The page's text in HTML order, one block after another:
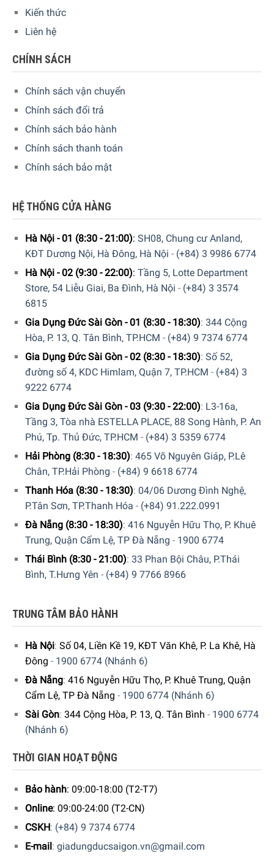
Cách bảo quản Thịt Heo Muối Jamon Diaz Curada Gran
Reserva Cruce Duroc 5kg
Nhiệt độ bảo quản chỉ nên nằm trong khoảng nhiệt từ 10 °
C – 18 ° C nếu vượt quá hoặc thấp hơn sẽ làm ảnh hưởng
đến hương vị của món ăn này.
thịt heo muối sẽ toát mồ hôi ảnh hưởng đến chất lượng và
loại bỏ lớp ngoài vì chúng sẽ có vị đắng.
Bạn nên cắt lát thịt heo muối vừa đủ ăn, món ăn này rất
khó bảo quản. Nếu bạn vì lý do nào đó phải cắt quá nhiều
hãy gói những lát thịt trong giấy sáp và cất trữ trong tủ
lạnh. Trước khi sử dụng hay lấy ra và để trong nhiệt độ
hương vị của thịt muối do vậy hãy nói không với tủ lạnh.
Thịt thái cần phải đều vị trí thái cần phải cố định để giữ
thẩm mỹ cho chiếc đùi heo.
Cần bảo quản vai Iberia ở nơi khô ráo thoáng mát, tránh
ánh nắng mặt trời. Tốt nhất là tiêu thụ trước 1 năm. Sau
khi mở ra, bạn nên sử dụng bảng màu trong khoảng thời
phẩm chất tuyệt vời của nó.
Kiến thức
Liên hệ
CHÍNH SÁCH
Chính sách vận chuyển
Chính sách đổi trả
Chính sách bảo hành
Chính sách thanh toán
Chính sách bảo mật
HỆ THỐNG CỬA HÀNG
Hà Nội - 01 (8:30 - 21:00): SH08, Chung cư Anland,
KĐT Dương Nội, Hà Đông, Hà Nội - (+84) 3 9986 6774
Hà Nội - 02 (9:30 - 22:00): Tầng 5, Lotte Department
Store, 54 Liễu Giai, Ba Đình, Hà Nội - (+84) 3 3574
6815
Gia Dụng Đức Sài Gòn - 01 (8:30 - 18:30): 344 Cộng
Hòa, P. 13, Q. Tân Bình, TP.HCM - (+84) 9 7374 6774
Gia Dụng Đức Sài Gòn - 02 (8:30 - 18:30): Số 52,
đường số 4, KDC Himlam, Quận 7, TP.HCM - (+84) 3
9222 6774
Gia Dụng Đức Sài Gòn - 03 (9:30 - 22:00): L3-16a,
Tầng 3, Tòa nhà ESTELLA PLACE, 88 Song Hành, P. An
Phú, Tp. Thủ Đức, TP.HCM - (+84) 3 5359 6774
Hải Phòng (8:30 - 18:30): 465 Võ Nguyên Giáp, P.Lê
Chân, TP.Hải Phòng - (+84) 9 6618 6774
Thanh Hóa (8:30 - 18:30): 04/06 Dương Đình Nghệ,
P.Tân Sơn, TP.Thanh Hóa - (+84) 91.222.0991
Đà Nẵng (8:30 - 18:30): 416 Nguyễn Hữu Thọ, P. Khuê
Trung, Quận Cẩm Lệ, TP Đà Nẵng - 1900 6774
Thái Bình (8:30 - 21:00): 33 Phan Bội Châu, P.Thái
Bình, T.Hưng Yên - (+84) 9 7766 8966
TRUNG TÂM BẢO HÀNH
Hà Nội: Số 04, Liền Kề 19, KĐT Văn Khê, P. La Khê, Hà
Đông - 1900 6774 (Nhánh 6)
Đà Nẵng: 416 Nguyễn Hữu Thọ, P. Khuê Trung, Quận
Cẩm Lệ, TP Đà Nẵng - 1900 6774 (Nhánh 6)
Sài Gòn: 344 Cộng Hòa, P. 13, Q. Tân Bình - 1900 6774
(Nhánh 6)
THỜI GIAN HOẠT ĐỘNG
Bảo hành: 09:00-18:00 (T2-T7)
Online: 09:00-24:00 (T2-CN)
CSKH: (+84) 9 7374 6774
E-mail: giadungducsaigon.vn@gmail.com